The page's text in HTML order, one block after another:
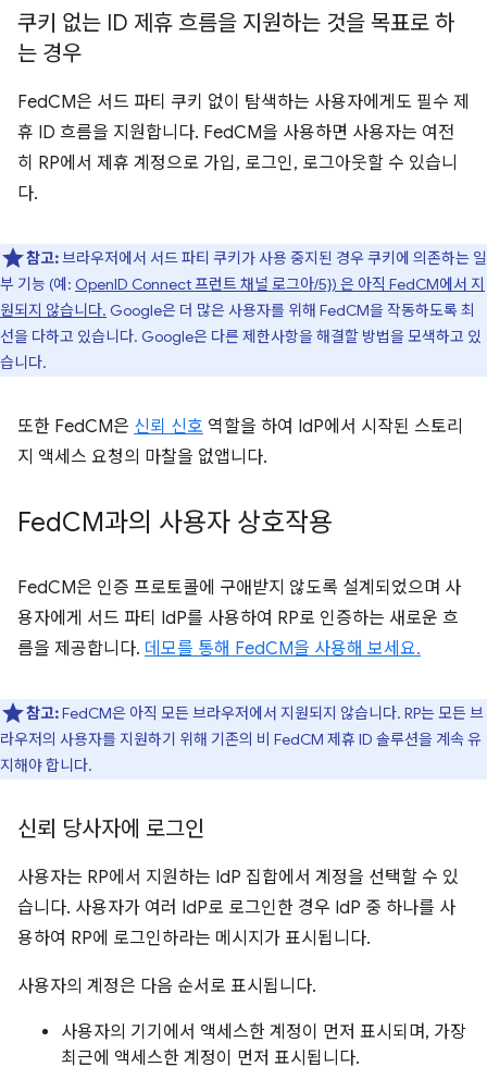
쿠키 없는 ID 제휴 흐름을 지원하는 것을 목표로 하
는 경우
FedCM은 서드 파티 쿠키 없이 탐색하는 사용자에게도 필수 제
휴 ID 흐름을 지원합니다. FedCM을 사용하면 사용자는 여전
히 RP에서 제휴 계정으로 가입, 로그인, 로그아웃할 수 있습니
다.
참고:브라우저에서 서드 파티 쿠키가 사용 중지된 경우 쿠키에 의존하는 일
부 기능 (예: OpenID Connect 프런트 채널 로그아/5}) 은 아직 FedCM에서 지
원되지 않습니다. Google은 더 많은 사용자를 위해 FedCM을 작동하도록 최
선을 다하고 있습니다. Google은 다른 제한사항을 해결할 방법을 모색하고 있
습니다.
또한 FedCM은 신뢰 신호 역할을 하여 IdP에서 시작된 스토리
지 액세스 요청의 마찰을 없앱니다.
FedCM과의 사용자 상호작용
FedCM은 인증 프로토콜에 구애받지 않도록 설계되었으며 사
용자에게 서드 파티 IdP를 사용하여 RP로 인증하는 새로운 흐
름을 제공합니다. 데모를 통해 FedCM을 사용해 보세요.
참고:FedCM은 아직 모든 브라우저에서 지원되지 않습니다. RP는 모든 브
라우저의 사용자를 지원하기 위해 기존의 비 FedCM 제휴 ID 솔루션을 계속 유
지해야 합니다.
신뢰 당사자에 로그인
사용자는 RP에서 지원하는 IdP 집합에서 계정을 선택할 수 있
습니다. 사용자가 여러 IdP로 로그인한 경우 IdP 중 하나를 사
용하여 RP에 로그인하라는 메시지가 표시됩니다.
사용자의 계정은 다음 순서로 표시됩니다.
사용자의 기기에서 액세스한 계정이 먼저 표시되며, 가장
최근에 액세스한 계정이 먼저 표시됩니다.